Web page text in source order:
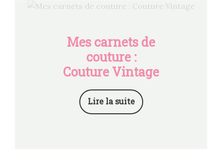
Apprendre la couture
Mes carnets de
couture :
Couture Vintage
Lire la suite